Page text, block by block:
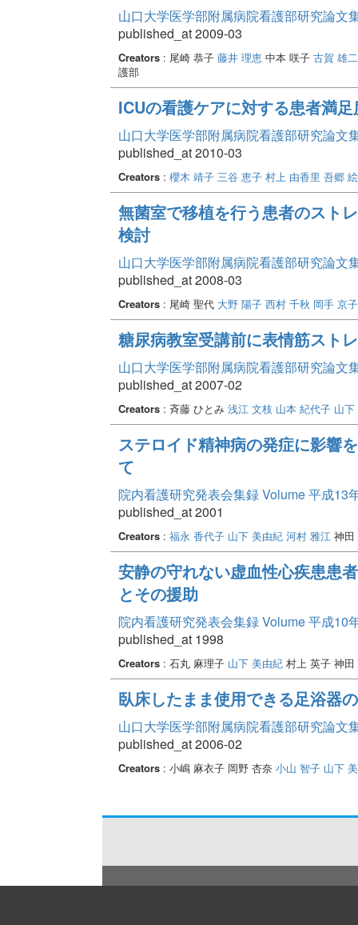
山口大学医学部附属病院看護部研究論文
published_at 2009-03
Creators: 尾崎 恭子 藤井 理恵中本 咲子 古賀 雄二
護部
ICUの看護ケアに対する患者満
山口大学医学部附属病院看護部研究論文
published_at 2010-03
Creators: 櫻木 靖子 三谷 恵子 村上 由香里 吾郷
無菌室で移植を行う患者のスト
検討
山口大学医学部附属病院看護部研究論文
published_at 2008-03
Creators: 尾崎 聖代 大野 陽子 西村 千秋 岡手 京子
糖尿病教室受講前に表情筋スト
山口大学医学部附属病院看護部研究論文
published_at 2007-02
Creators: 斉藤 ひとみ 浅江 文枝 山本 紀代子 山
ステロイド精神病の発症に影響
て
院内看護研究発表会集録 Volume 平成13
published_at 2001
Creators: 福永 香代子 山下 美由紀 河村 雅江 神
安静の守れない虚血性心疾患患
とその援助
院内看護研究発表会集録 Volume 平成10
published_at 1998
Creators: 石丸 麻理子 山下 美由紀村上 英子 神
臥床したまま使用できる足浴器
山口大学医学部附属病院看護部研究論文
published_at 2006-02
Creators: 小嶋 麻衣子 岡野 杏奈 小山 智子 山下